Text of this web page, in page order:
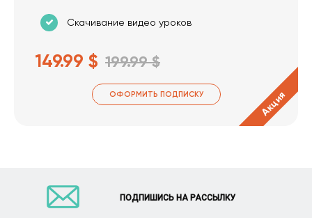
Скачивание видео уроков
149.99 $ 199.99 $
ОФОРМИТЬ ПОДПИСКУ Акция
ПОДПИШИСЬ НА РАССЫЛКУ